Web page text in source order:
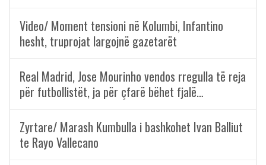
Video/ Moment tensioni në Kolumbi, Infantino
hesht, truprojat largojnë gazetarët
Real Madrid, Jose Mourinho vendos rregulla të reja
për futbollistët, ja për çfarë bëhet fjalë…
Zyrtare/ Marash Kumbulla i bashkohet Ivan Balliut
te Rayo Vallecano